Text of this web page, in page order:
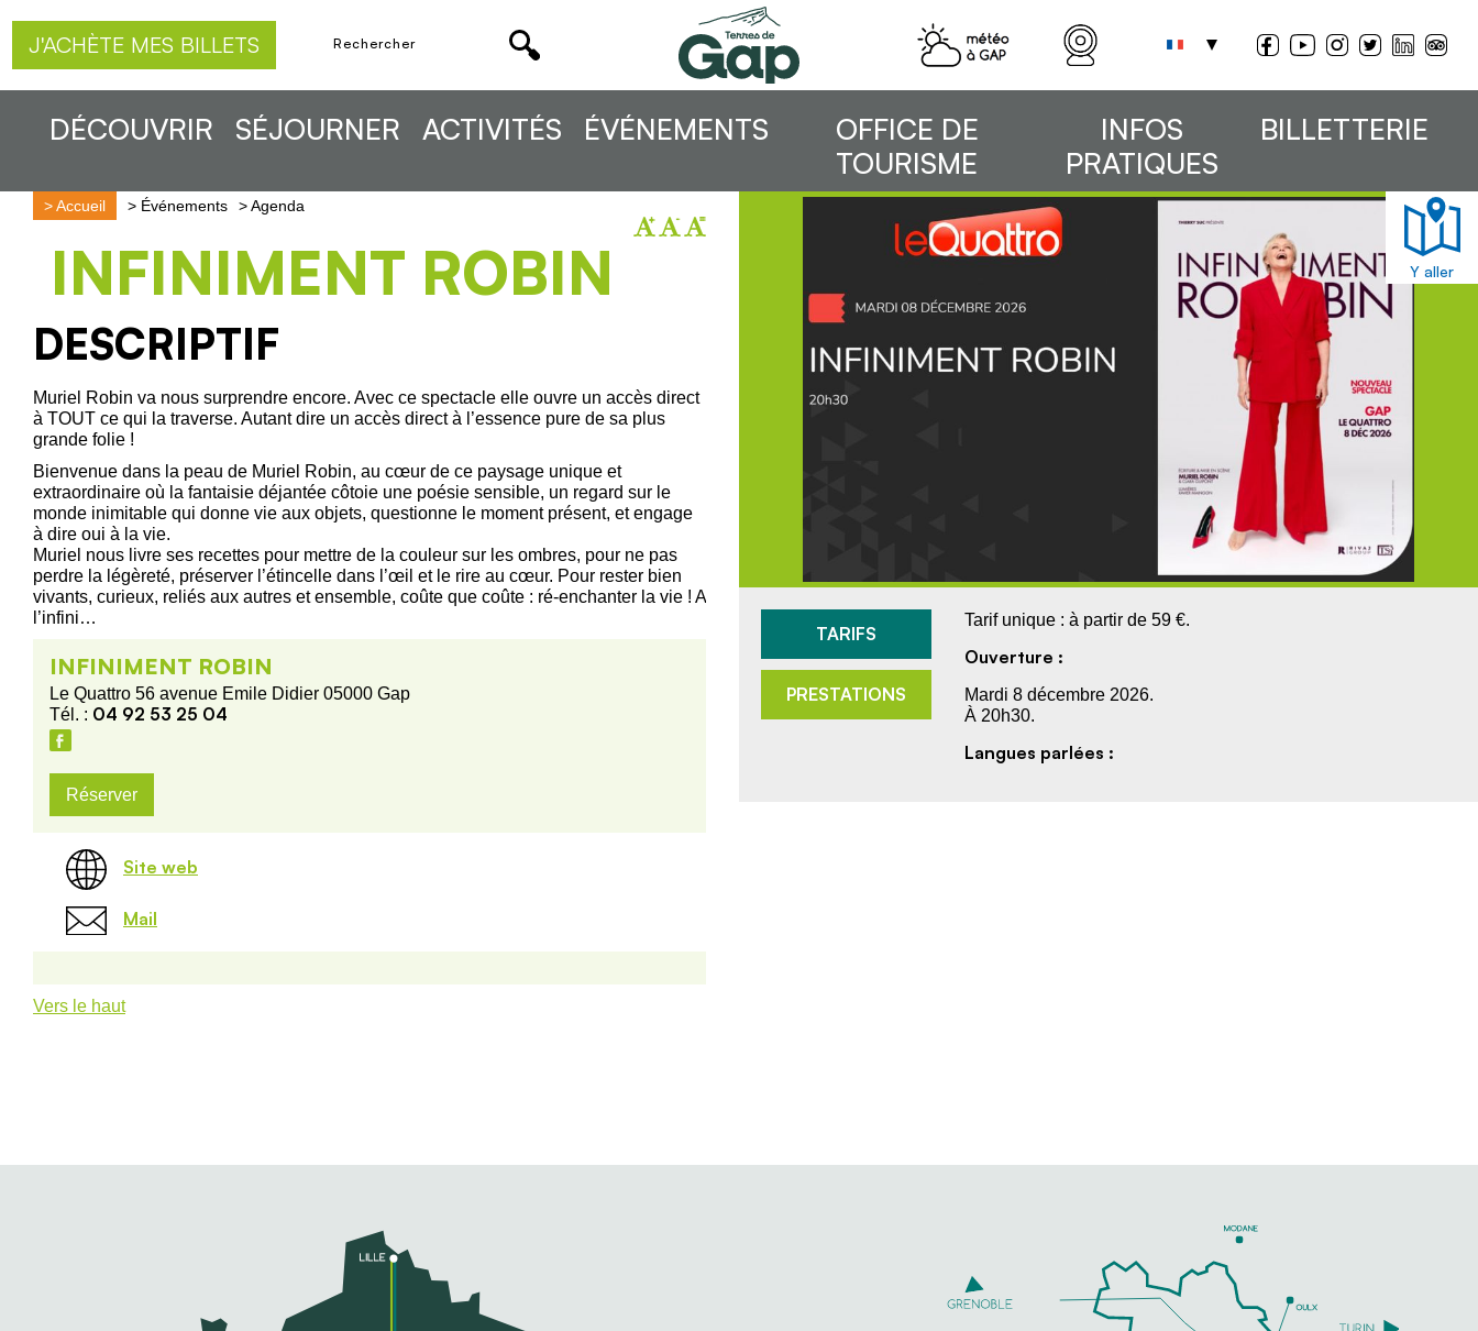
J'ACHÈTE MES BILLETS
DÉCOUVRIR SÉJOURNER ACTIVITÉS ÉVÉNEMENTS
OFFICE DE
TOURISME
INFOS
PRATIQUES
BILLETTERIE
>Accueil > Événements >Agenda
INFINIMENT ROBIN
DESCRIPTIF
Muriel Robin va nous surprendre encore. Avec ce spectacle elle ouvre un accès direct
à TOUT ce qui la traverse. Autant dire un accès direct à l’essence pure de sa plus
grande folie !
Bienvenue dans la peau de Muriel Robin, au cœur de ce paysage unique et
extraordinaire où la fantaisie déjantée côtoie une poésie sensible, un regard sur le
monde inimitable qui donne vie aux objets, questionne le moment présent, et engage
à dire oui à la vie.
Muriel nous livre ses recettes pour mettre de la couleur sur les ombres, pour ne pas
perdre la légèreté, préserver l’étincelle dans l’œil et le rire au cœur. Pour rester bien
vivants, curieux, reliés aux autres et ensemble, coûte que coûte : ré-enchanter la vie ! A
l’infini…
INFINIMENT ROBIN
Le Quattro 56 avenue Emile Didier 05000 Gap
Tél. : 04 92 53 25 04
Réserver
Site web
Mail
Vers le haut
Y aller
TARIFS
PRESTATIONS
Tarif unique : à partir de 59 €.
Ouverture :
Mardi 8 décembre 2026.
À 20h30.
Langues parlées :